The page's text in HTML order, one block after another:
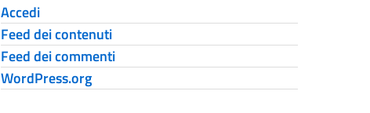
Accedi
Feed dei contenuti
Feed dei commenti
WordPress.org